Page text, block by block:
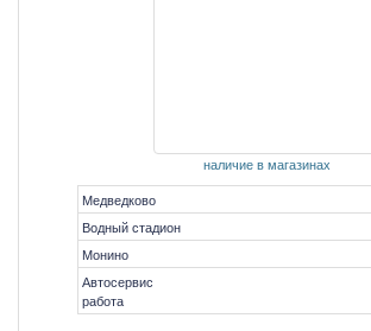
наличие в магазинах
Медведково
Водный стадион
Монино
Автосервис
работа